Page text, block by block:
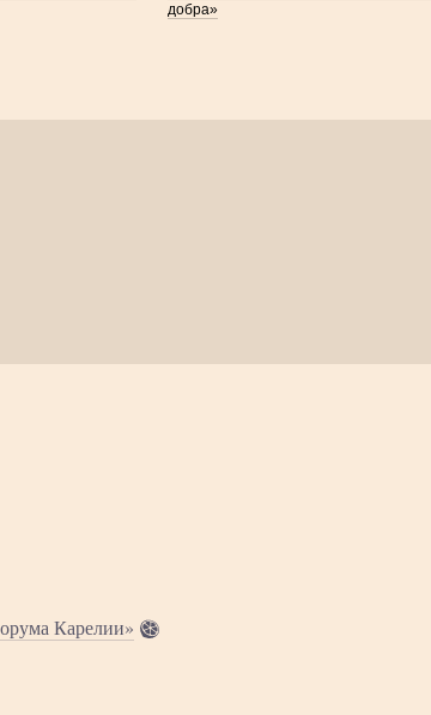
добра»
Карелии»